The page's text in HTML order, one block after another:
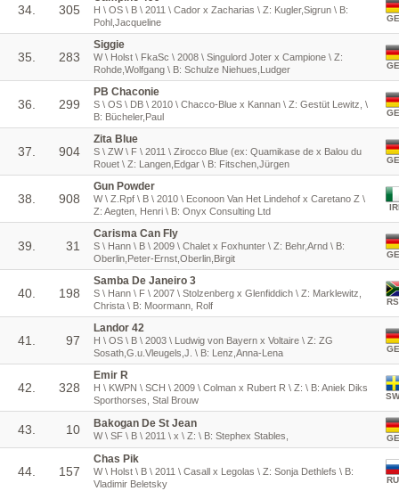
34. 305
H \ OS \ B \ 2011 \ Cador x Zacharias \ Z: Kugler,Sigrun \ B:
Pohl,Jacqueline
35. 283
Siggie
W \ Holst \ FkaSc \ 2008 \ Singulord Joter x Campione \ Z:
Rohde,Wolfgang \ B: Schulze Niehues,Ludger
36. 299
PB Chaconie
S \ OS \ DB \ 2010 \ Chacco-Blue x Kannan \ Z: Gestüt Lewitz, \
B: Bücheler,Paul
37. 904
Zita Blue
S \ ZW \ F \ 2011 \ Zirocco Blue (ex: Quamikase de x Balou du
Rouet \ Z: Langen,Edgar \ B: Fitschen,Jürgen
38. 908
Gun Powder
W \ Z.Rpf \ B \ 2010 \ Econoon Van Het Lindehof x Caretano Z \
Z: Aegten, Henri \ B: Onyx Consulting Ltd
39. 31
Carisma Can Fly
S \ Hann \ B \ 2009 \ Chalet x Foxhunter \ Z: Behr,Arnd \ B:
Oberlin,Peter-Ernst,Oberlin,Birgit
40. 198
Samba De Janeiro 3
S \ Hann \ F \ 2007 \ Stolzenberg x Glenfiddich \ Z: Marklewitz,
Christa \ B: Moormann, Rolf
41. 97
Landor 42
H \ OS \ B \ 2003 \ Ludwig von Bayern x Voltaire \ Z: ZG
Sosath,G.u.Vleugels,J. \ B: Lenz,Anna-Lena
42. 328
Emir R
H \ KWPN \ SCH \ 2009 \ Colman x Rubert R \ Z: \ B: Aniek Diks
Sporthorses, Stal Brouw
43. 10 Bakogan De St Jean
W \ SF \ B \ 2011 \ x \ Z: \ B: Stephex Stables,
44. 157
Chas Pik
W \ Holst \ B \ 2011 \ Casall x Legolas \ Z: Sonja Dethlefs \ B:
Vladimir Beletsky